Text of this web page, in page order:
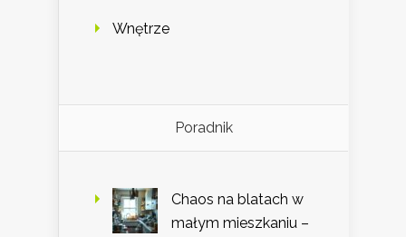
Wnętrze
Poradnik
Chaos na blatach w
małym mieszkaniu –